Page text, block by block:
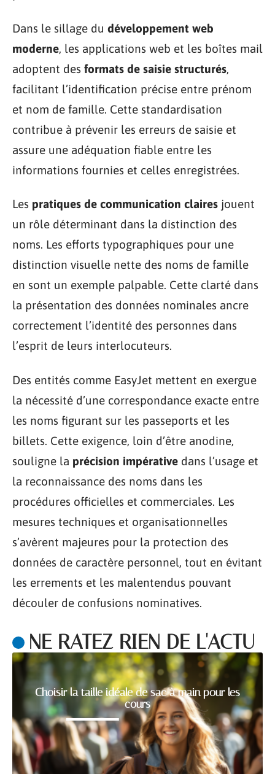
Dans le sillage du développement web
moderne, les applications web et les boîtes mail
adoptent des formats de saisie structurés,
facilitant l’identification précise entre prénom
et nom de famille. Cette standardisation
contribue à prévenir les erreurs de saisie et
assure une adéquation fiable entre les
informations fournies et celles enregistrées.
Les pratiques de communication claires jouent
un rôle déterminant dans la distinction des
noms. Les efforts typographiques pour une
distinction visuelle nette des noms de famille
en sont un exemple palpable. Cette clarté dans
la présentation des données nominales ancre
correctement l’identité des personnes dans
l’esprit de leurs interlocuteurs.
Des entités comme EasyJet mettent en exergue
la nécessité d’une correspondance exacte entre
les noms figurant sur les passeports et les
billets. Cette exigence, loin d’être anodine,
souligne la précision impérative dans l’usage et
la reconnaissance des noms dans les
procédures officielles et commerciales. Les
mesures techniques et organisationnelles
s’avèrent majeures pour la protection des
données de caractère personnel, tout en évitant
les errements et les malentendus pouvant
découler de confusions nominatives.
NE RATEZ RIEN DE L'ACTU
Choisir la taille idéale de sac à main pour les
cours